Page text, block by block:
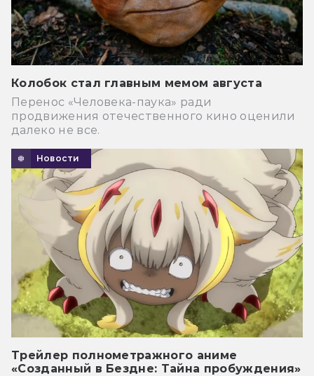
Колобок стал главным мемом августа
Перенос «Человека-паука» ради
продвижения отечественного кино оценили
далеко не все.
Новости
Трейлер полнометражного аниме
«Созданный в Бездне: Тайна пробуждения»